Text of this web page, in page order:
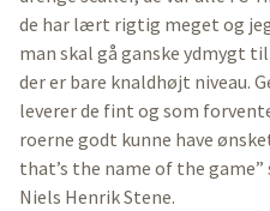
de har lært rigtig meget og
man skal gå ganske ydmygt
der er bare knaldhøjt niveau.
leverer de fint og som
roerne godt kunne have
that’s the name of the
Niels Henrik Stene.